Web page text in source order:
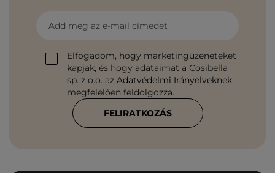
Add meg az e-mail címedet
Elfogadom, hogy marketingüzeneteket
kapjak, és hogy adataimat a Cosibella
sp. z o.o. az Adatvédelmi Irányelveknek
megfelelően feldolgozza.
FELIRATKOZÁS